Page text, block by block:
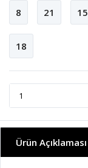
8 21 15
18
Ürün Açıklaması